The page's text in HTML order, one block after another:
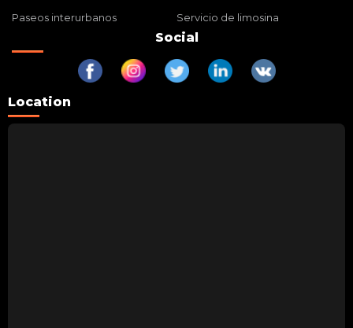
Paseos interurbanos
Servicio de limosina
Social
Location